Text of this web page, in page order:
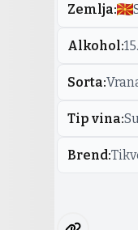
Zemlja:
Alkohol:
Sorta:
Tip vina:
Brend: